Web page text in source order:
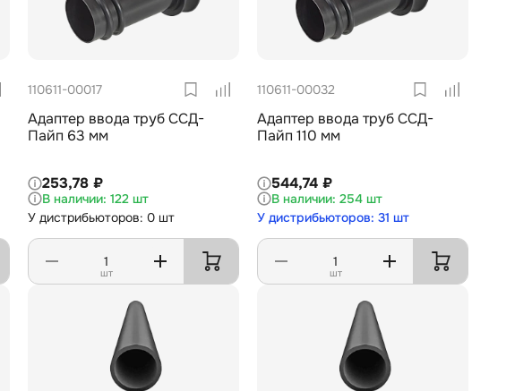
110611-00017
Адаптер ввода труб ССД-
Пайп 63 мм
253,78 ₽
122 шт
У дистрибьюторов: 0 шт
шт
110611-00032
Адаптер ввода труб ССД-
Пайп 110 мм
544,74 ₽
254 шт
У дистрибьюторов: 31 шт
шт